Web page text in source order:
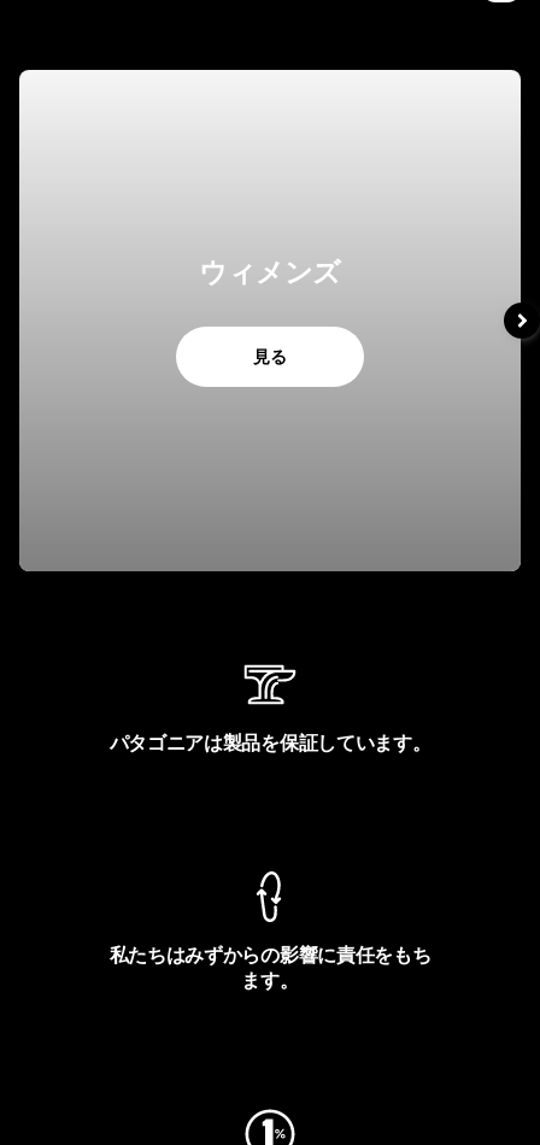
ウィメンズ
見る
パタゴニアは製品を保証しています。
私たちはみずからの影響に責任をもち
ます。